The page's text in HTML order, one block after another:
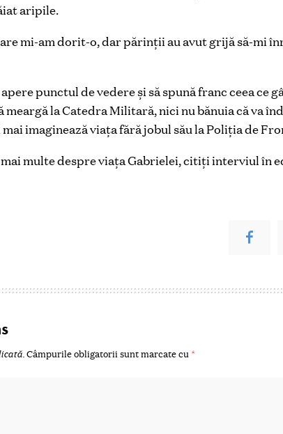
aripile.
mi-am dorit-o, darpărinţii au avut grijă să-mi
punctul de vedere şi să spună franc ceea ce
la Catedra Militară, nici nu bănuia că va
imaginează viaţa fără jobul său la Poliţia de
multe despre viaţa Gabrielei, citiți interviul în
Câmpurile obligatorii sunt marcate cu *